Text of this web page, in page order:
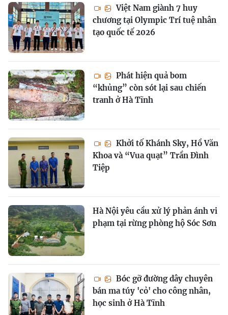
Việt Nam giành 7 huy
chương tại Olympic Trí tuệ nhân
tạo quốc tế 2026
Phát hiện quả bom
“khủng” còn sót lại sau chiến
tranh ở Hà Tĩnh
Khởi tố Khánh Sky, Hồ Văn
Khoa và “Vua quạt” Trần Đình
Tiệp
Hà Nội yêu cầu xử lý phản ánh vi
phạm tại rừng phòng hộ Sóc Sơn
Bóc gỡ đường dây chuyên
bán ma túy 'cỏ' cho công nhân,
học sinh ở Hà Tĩnh